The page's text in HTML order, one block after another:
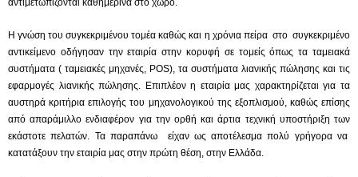
αντιμετωπίζονται καθημερινά στο χώρο.
Η γνώση του συγκεκριμένου τομέα καθώς και η χρόνια πείρα στο συγκεκριμένο
αντικείμενο οδήγησαν την εταιρία στην κορυφή σε τομείς όπως τα ταμειακά
συστήματα ( ταμειακές μηχανές, POS), τα συστήματα λιανικής πώλησης και τις
εφαρμογές λιανικής πώλησης. Επιπλέον η εταιρία μας χαρακτηρίζεται για τα
αυστηρά κριτήρια επιλογής του μηχανολογικού της εξοπλισμού, καθώς επίσης
από απαράμιλλο ενδιαφέρον για την ορθή και άρτια τεχνική υποστήριξη των
εκάστοτε πελατών. Τα παραπάνω
είχαν ως αποτέλεσμα πολύ γρήγορα να
κατατάξουν την εταιρία μας στην πρώτη θέση, στην Ελλάδα.